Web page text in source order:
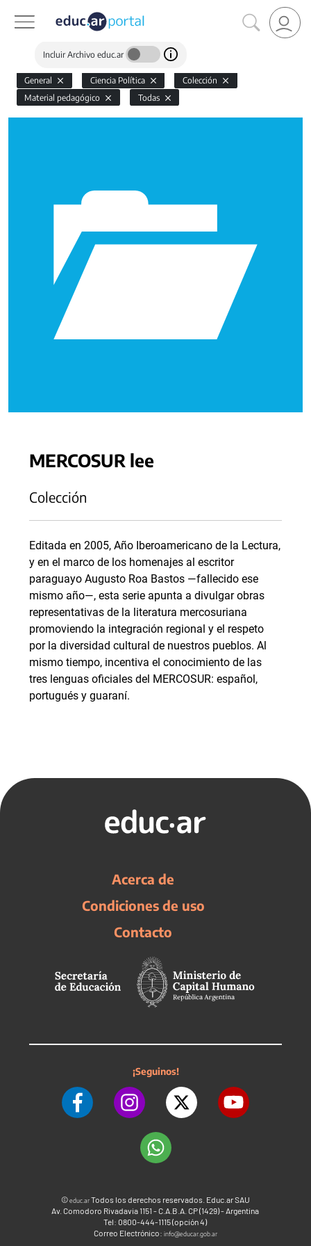
Incluir Archivo educ.ar
General Ciencia Política
Colección
Material pedagógico
Todas
MERCOSUR lee
Colección
Editada en 2005, Año Iberoamericano de la Lectura,
y en el marco de los homenajes al escritor
paraguayo Augusto Roa Bastos —fallecido ese
mismo año—, esta serie apunta a divulgar obras
representativas de la literatura mercosuriana
promoviendo la integración regional y el respeto
por la diversidad cultural de nuestros pueblos. Al
mismo tiempo, incentiva el conocimiento de las
tres lenguas oficiales del MERCOSUR: español,
portugués y guaraní.
Acerca de
Condiciones de uso
Contacto
¡Seguinos!
©educ.arTodos los derechos reservados. Educ.ar SAU
Av. Comodoro Rivadavia 1151 - C.A.B.A. CP (1429) - Argentina
Tel: 0800-444-1115 (opción 4)
Correo Electrónico: info@educar.gob.ar